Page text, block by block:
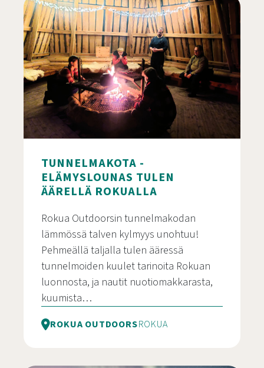
TUNNELMAKOTA -
ELÄMYSLOUNAS TULEN
ÄÄRELLÄ ROKUALLA
Rokua Outdoorsin tunnelmakodan
lämmössä talven kylmyys unohtuu!
Pehmeällä taljalla tulen ääressä
tunnelmoiden kuulet tarinoita Rokuan
luonnosta, ja nautit nuotiomakkarasta,
kuumista…
ROKUA OUTDOORSROKUA